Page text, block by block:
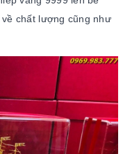
chất lượng cũng như